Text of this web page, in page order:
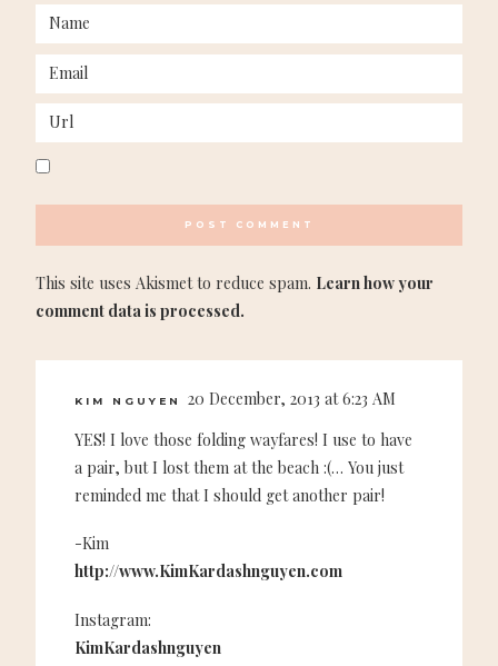
This site uses Akismet to reduce spam. Learn how your
comment data is processed.
KIM NGUYEN
20 December, 2013 at 6:23 AM
YES! I love those folding wayfares! I use to have
a pair, but I lost them at the beach :(… You just
reminded me that I should get another pair!
-Kim
http://www.KimKardashnguyen.com
Instagram:
KimKardashnguyen